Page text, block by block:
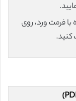
با فرمت ورد، روی
کنید.